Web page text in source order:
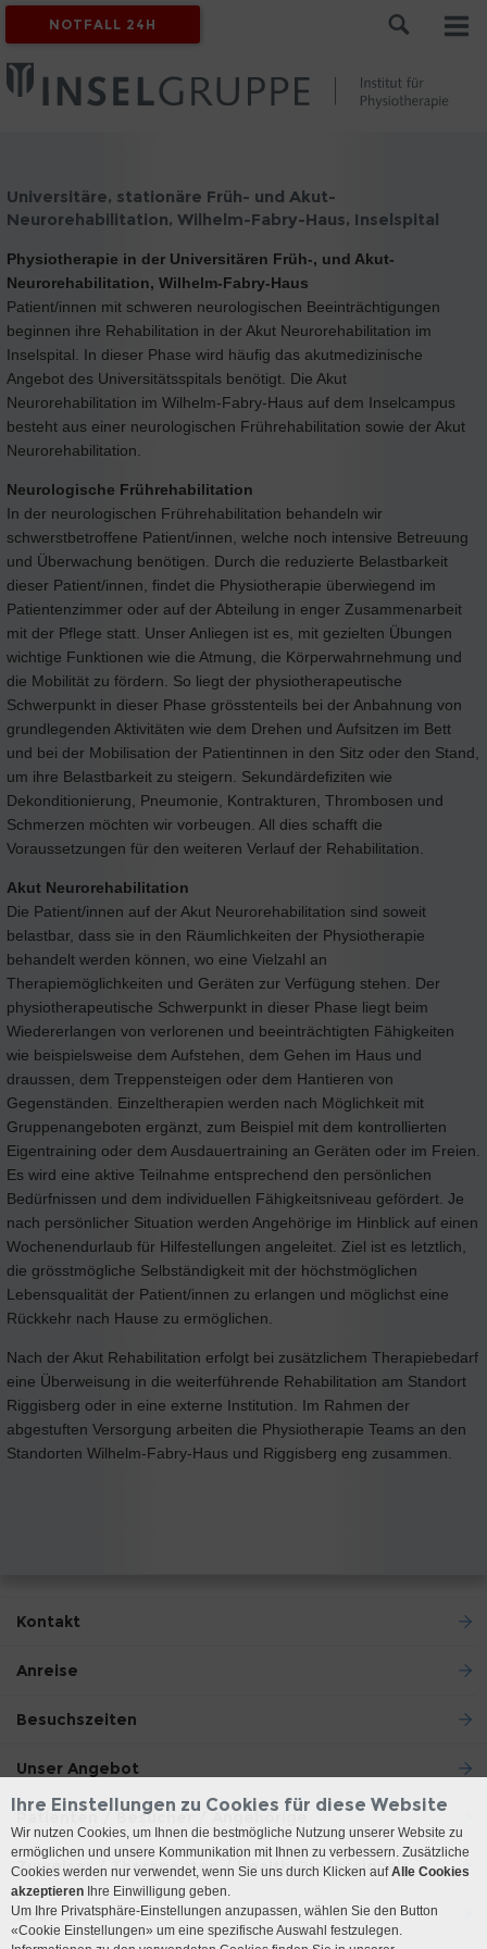
NOTFALL 24H
Universitäre, stationäre Früh- und Akut-
Neurorehabilitation, Wilhelm-Fabry-Haus, Inselspital
Physiotherapie in der Universitären Früh-, und Akut-
Neurorehabilitation, Wilhelm-Fabry-Haus
Patient/innen mit schweren neurologischen Beeinträchtigungen
beginnen ihre Rehabilitation in der Akut Neurorehabilitation im
Inselspital. In dieser Phase wird häufig das akutmedizinische
Angebot des Universitätsspitals benötigt. Die Akut
Neurorehabilitation im Wilhelm-Fabry-Haus auf dem Inselcampus
besteht aus einer neurologischen Frührehabilitation sowie der Akut
Neurorehabilitation.
Neurologische Frührehabilitation
In der neurologischen Frührehabilitation behandeln wir
schwerstbetroffene Patient/innen, welche noch intensive Betreuung
und Überwachung benötigen. Durch die reduzierte Belastbarkeit
dieser Patient/innen, findet die Physiotherapie überwiegend im
Patientenzimmer oder auf der Abteilung in enger Zusammenarbeit
mit der Pflege statt. Unser Anliegen ist es, mit gezielten Übungen
wichtige Funktionen wie die Atmung, die Körperwahrnehmung und
die Mobilität zu fördern. So liegt der physiotherapeutische
Schwerpunkt in dieser Phase grösstenteils bei der Anbahnung von
grundlegenden Aktivitäten wie dem Drehen und Aufsitzen im Bett
und bei der Mobilisation der Patientinnen in den Sitz oder den Stand,
um ihre Belastbarkeit zu steigern. Sekundärdefiziten wie
Dekonditionierung, Pneumonie, Kontrakturen, Thrombosen und
Schmerzen möchten wir vorbeugen. All dies schafft die
Voraussetzungen für den weiteren Verlauf der Rehabilitation.
Akut Neurorehabilitation
Die Patient/innen auf der Akut Neurorehabilitation sind soweit
belastbar, dass sie in den Räumlichkeiten der Physiotherapie
behandelt werden können, wo eine Vielzahl an
Therapiemöglichkeiten und Geräten zur Verfügung stehen. Der
physiotherapeutische Schwerpunkt in dieser Phase liegt beim
Wiedererlangen von verlorenen und beeinträchtigten Fähigkeiten
wie beispielsweise dem Aufstehen, dem Gehen im Haus und
draussen, dem Treppensteigen oder dem Hantieren von
Gegenständen. Einzeltherapien werden nach Möglichkeit mit
Gruppenangeboten ergänzt, zum Beispiel mit dem kontrollierten
Eigentraining oder dem Ausdauertraining an Geräten oder im Freien.
Es wird eine aktive Teilnahme entsprechend den persönlichen
Bedürfnissen und dem individuellen Fähigkeitsniveau gefördert. Je
nach persönlicher Situation werden Angehörige im Hinblick auf einen
Wochenendurlaub für Hilfestellungen angeleitet. Ziel ist es letztlich,
die grösstmögliche Selbständigkeit mit der höchstmöglichen
Lebensqualität der Patient/innen zu erlangen und möglichst eine
Rückkehr nach Hause zu ermöglichen.
Nach der Akut Rehabilitation erfolgt bei zusätzlichem Therapiebedarf
eine Überweisung in die weiterführende Rehabilitation am Standort
Riggisberg oder in eine externe Institution. Im Rahmen der
abgestuften Versorgung arbeiten die Physiotherapie Teams an den
Standorten Wilhelm-Fabry-Haus und Riggisberg eng zusammen.
Kontakt
Anreise
Besuchszeiten
Unser Angebot
Patienten / Besucher / Angehörige
Zuweiser / Therapeuten / Health-Professionals
Über uns
Ihre Einstellungen zu Cookies für diese Website
Wir nutzen Cookies, um Ihnen die bestmögliche Nutzung unserer Website zu
ermöglichen und unsere Kommunikation mit Ihnen zu verbessern. Zusätzliche
Cookies werden nur verwendet, wenn Sie uns durch Klicken aufAlle Cookies
akzeptieren Ihre Einwilligung geben.
Um Ihre Privatsphäre-Einstellungen anzupassen, wählen Sie den Button
«Cookie Einstellungen» um eine spezifische Auswahl festzulegen.